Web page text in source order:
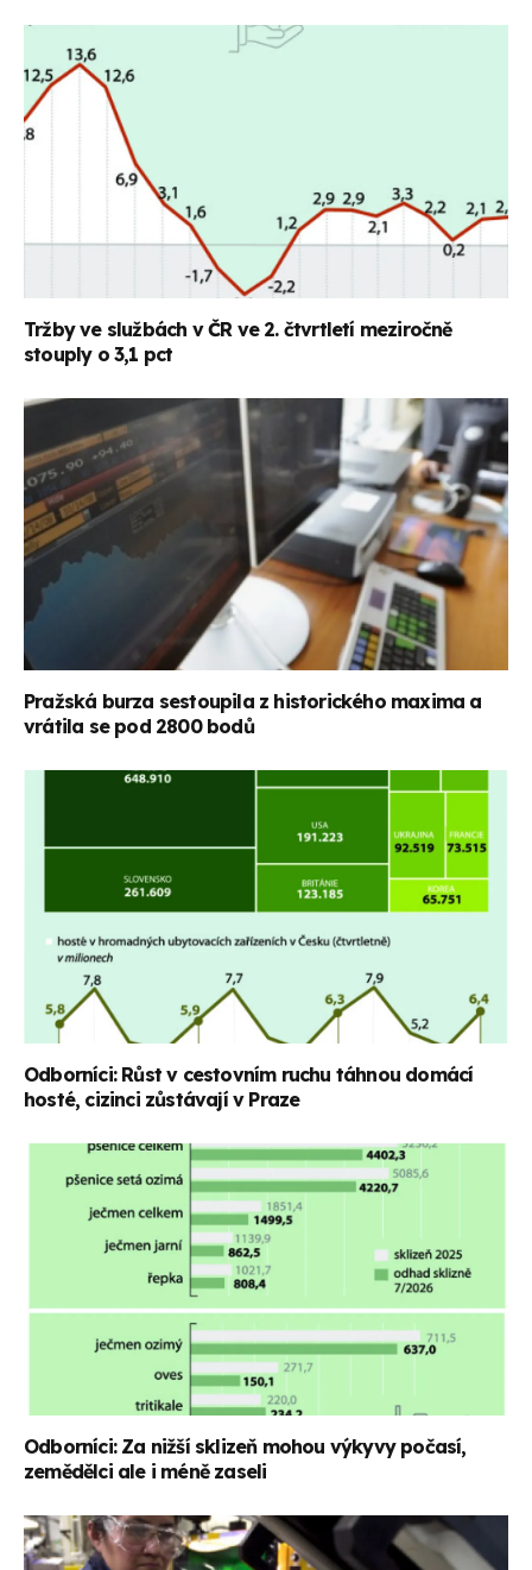
Tržby ve službách v ČR ve 2. čtvrtletí meziročně
stouply o 3,1 pct
Pražská burza sestoupila z historického maxima a
vrátila se pod 2800 bodů
Odborníci: Růst v cestovním ruchu táhnou domácí
hosté, cizinci zůstávají v Praze
Odborníci: Za nižší sklizeň mohou výkyvy počasí,
zemědělci ale i méně zaseli